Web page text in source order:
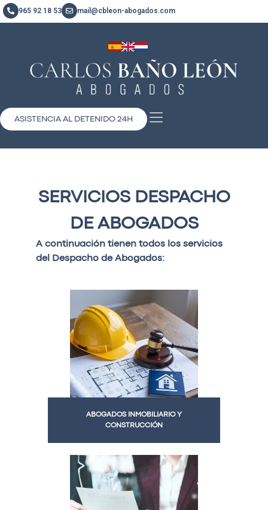
965 92 18 53 mail@cbleon-abogados.com
ASISTENCIA AL DETENIDO 24H
SERVICIOS DESPACHO
DE ABOGADOS
A continuación tienen todos los servicios
del Despacho de Abogados:
ABOGADOS INMOBILIARIO Y
CONSTRUCCIÓN